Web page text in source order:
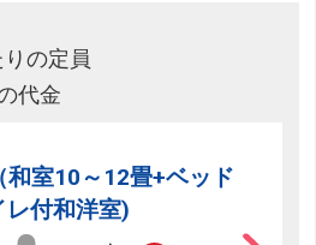
の定員
代金
和室10～12畳+ベッド
付和洋室)